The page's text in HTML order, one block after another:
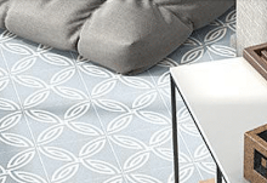
CARRELAGEPARQUET